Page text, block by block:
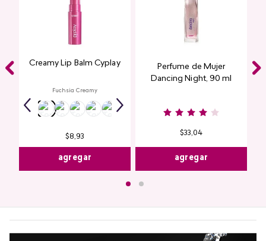
Creamy Lip Balm Cyplay
Fuchsia Creamy
$8,93
agregar
Perfume de Mujer
Dancing Night, 90 ml
$33,04
agregar